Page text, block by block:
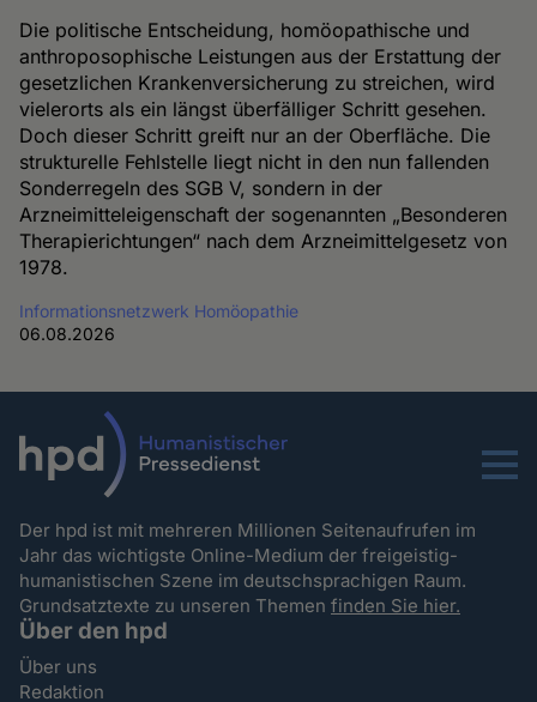
Die politische Entscheidung, homöopathische und
anthroposophische Leistungen aus der Erstattung der
gesetzlichen Krankenversicherung zu streichen, wird
vielerorts als ein längst überfälliger Schritt gesehen.
Doch dieser Schritt greift nur an der Oberfläche. Die
strukturelle Fehlstelle liegt nicht in den nun fallenden
Sonderregeln des SGB V, sondern in der
Arzneimitteleigenschaft der sogenannten „Besonderen
Therapierichtungen“ nach dem Arzneimittelgesetz von
1978.
Informationsnetzwerk Homöopathie
06.08.2026
Menu
Der hpd ist mit mehreren Millionen Seitenaufrufen im
Jahr das wichtigste Online-Medium der freigeistig-
humanistischen Szene im deutschsprachigen Raum.
Grundsatztexte zu unseren Themenfinden Sie hier.
Über den hpd
Über uns
Redaktion